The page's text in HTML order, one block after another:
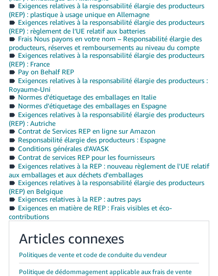
Exigences relatives à la responsabilité élargie des producteurs
(REP) : plastique à usage unique en Allemagne
Exigences relatives à la responsabilité élargie des producteurs
(REP) : règlement de l’UE relatif aux batteries
Frais Nous payons en votre nom – Responsabilité élargie des
producteurs, réserves et remboursements au niveau du compte
Exigences relatives à la responsabilité élargie des producteurs
(REP) : France
Pay on Behalf REP
Exigences relatives à la responsabilité élargie des producteurs :
Royaume-Uni
Normes d’étiquetage des emballages en Italie
Normes d’étiquetage des emballages en Espagne
Exigences relatives à la responsabilité élargie des producteurs
(REP) : Autriche
Contrat de Services REP en ligne sur Amazon
Responsabilité élargie des producteurs : Espagne
Conditions générales d'AVASK
Contrat de services REP pour les fournisseurs
Exigences relatives à la REP : nouveau règlement de l'UE relatif
aux emballages et aux déchets d'emballages
Exigences relatives à la responsabilité élargie des producteurs
(REP) en Belgique
Exigences relatives à la REP : autres pays
Exigences en matière de REP : Frais visibles et éco-
contributions
Articles connexes
Politiques de vente et code de conduite du vendeur
Politique de dédommagement applicable aux frais de vente